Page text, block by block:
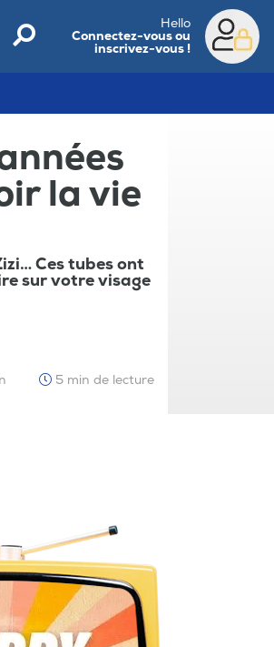
Hello
Connectez-vous ou
inscrivez-vous !
la vie
Ces tubes ont
sur votre visage
5 min de lecture